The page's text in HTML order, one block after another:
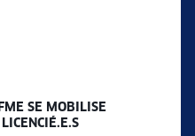
SE MOBILISE